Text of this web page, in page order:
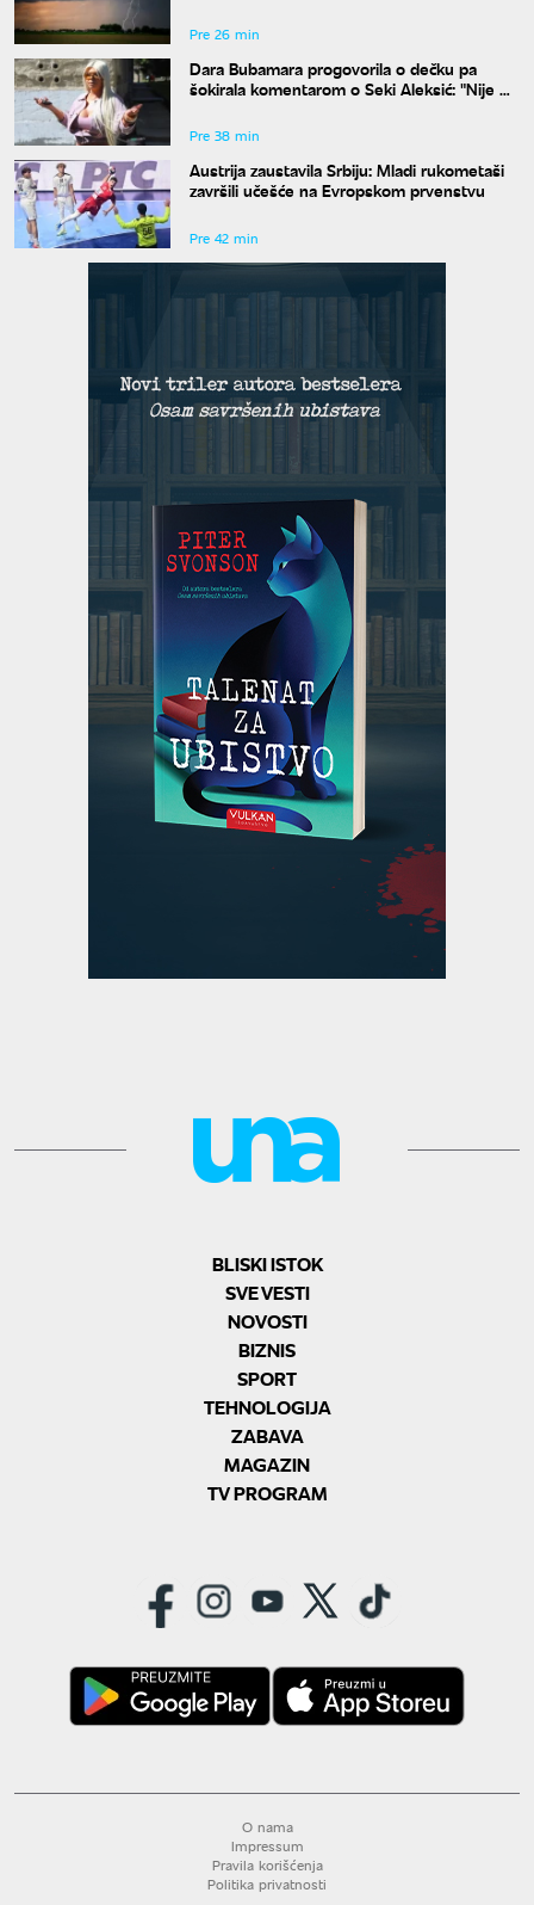
Pre 26 min
Dara Bubamara progovorila o dečku pa
šokirala komentarom o Seki Aleksić: "Nije mi
Pre 38 min
Austrija zaustavila Srbiju: Mladi rukometaši
završili učešće na Evropskom prvenstvu
Pre 42 min
BLISKI ISTOK
SVE VESTI
NOVOSTI
BIZNIS
SPORT
TEHNOLOGIJA
ZABAVA
MAGAZIN
TV PROGRAM
O nama
Impressum
Pravila korišćenja
Politika privatnosti